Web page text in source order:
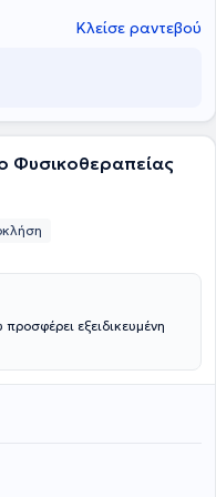
μέλη του
παθήσεις,
και
Κλείσε ραντεβού
Φυσικοθεραπείας
εξειδικευμένη